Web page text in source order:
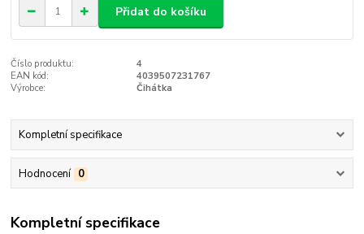
Přidat do košíku
Číslo produktu:
4
EAN kód:
4039507231767
Výrobce:
Čihátka
Kompletní specifikace
Hodnocení 0
Kompletní specifikace